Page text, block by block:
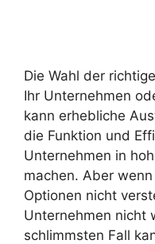
Die Wahl der
Ihr Unternehmen
kann erhebliche
die Funktion und
Unternehmen in
machen. Aber
Optionen nicht
Unternehmen nicht
schlimmsten Fall